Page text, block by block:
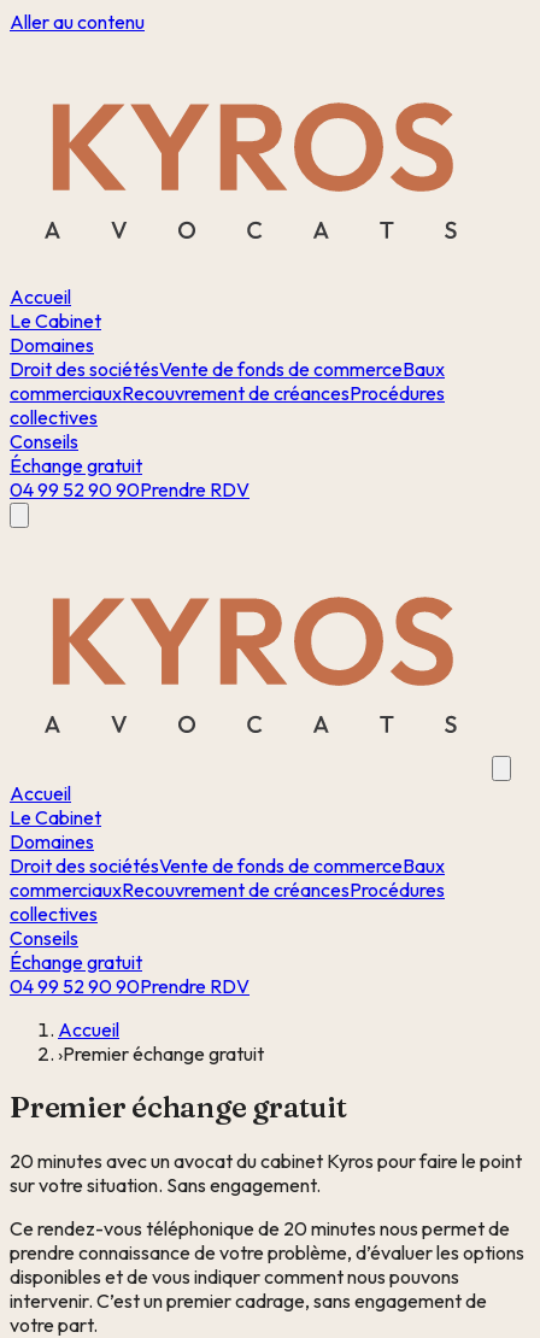
Aller au contenu
Accueil
Le Cabinet
Domaines
Droit des sociétésVente de fonds de commerceBaux
commerciauxRecouvrement de créancesProcédures
collectives
Conseils
Échange gratuit
04 99 52 90 90Prendre RDV
Accueil
Le Cabinet
Domaines
Droit des sociétésVente de fonds de commerceBaux
commerciauxRecouvrement de créancesProcédures
collectives
Conseils
Échange gratuit
04 99 52 90 90Prendre RDV
Accueil
›Premier échange gratuit
Premier échange gratuit
20 minutes avec un avocat du cabinet Kyros pour faire le point
sur votre situation. Sans engagement.
Ce rendez-vous téléphonique de 20 minutes nous permet de
prendre connaissance de votre problème, d’évaluer les options
disponibles et de vous indiquer comment nous pouvons
intervenir. C’est un premier cadrage, sans engagement de
votre part.